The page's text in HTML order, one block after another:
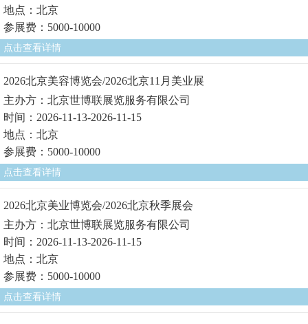
地点：北京
参展费：5000-10000
点击查看详情
2026北京美容博览会/2026北京11月美业展
主办方：北京世博联展览服务有限公司
时间：2026-11-13-2026-11-15
地点：北京
参展费：5000-10000
点击查看详情
2026北京美业博览会/2026北京秋季展会
主办方：北京世博联展览服务有限公司
时间：2026-11-13-2026-11-15
地点：北京
参展费：5000-10000
点击查看详情